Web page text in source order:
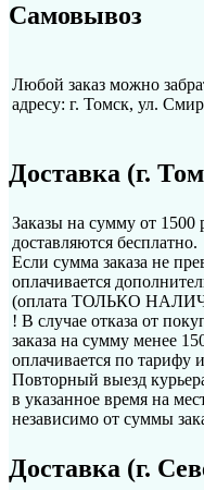
Самовывоз
Любой заказ можно
адресу: г. Томск, ул.
Доставка (г.
Заказы на сумму от 1500
доставляются бесплатно.
Если сумма заказа не
оплачивается
(оплата ТОЛЬКО
! В случае отказа от
заказа на сумму менее
оплачивается по тарифу
Повторный выезд
в указанное время на
независимо от суммы
Доставка (г.